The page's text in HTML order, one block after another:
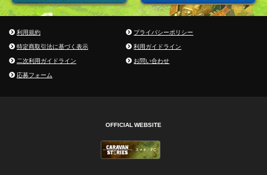
利用規約
プライバシーポリシー
特定商取引法に基づく表示
利用ガイドライン
二次利用ガイドライン
お問い合わせ
応募フォーム
OFFICIAL WEBSITE